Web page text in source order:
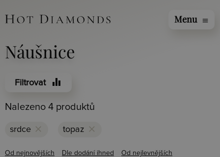
Menu menu
Náušnice
Filtrovat equalizer
Nalezeno 4 produktů
srdce clear topaz clear
Od nejnovějších Dle dodání ihned Od nejlevnějších